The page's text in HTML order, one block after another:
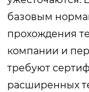
базовым
прохождения
компании и
требуют
расширенных